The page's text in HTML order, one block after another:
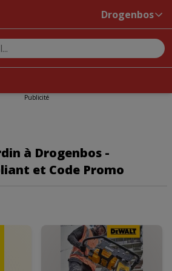
Drogenbos
Publicité
à Drogenbos -
et Code Promo